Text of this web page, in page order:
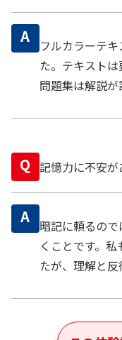
A
フルカラーテ
た。テキストは
問題集は解説が
Q 記憶力に不安
A
暗記に頼るの
くことです。
たが、理解と反